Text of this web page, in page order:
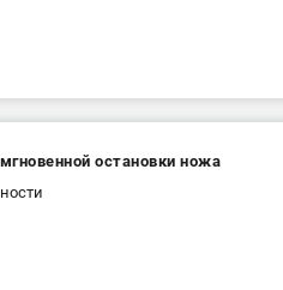
остановки ножа